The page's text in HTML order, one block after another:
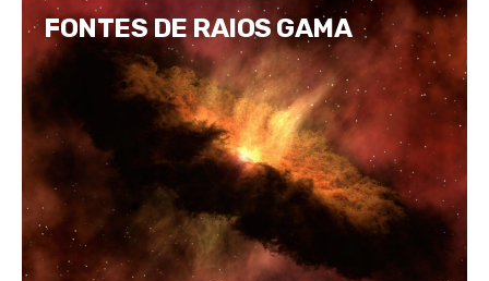
FONTES DE RAIOS GAMA